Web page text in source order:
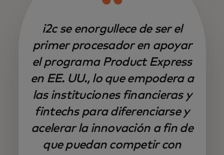
i2c se enorgullece de ser el
primer procesador en apoyar
el programa Product Express
en EE. UU., lo que empodera a
las instituciones financieras y
fintechs para diferenciarse y
acelerar la innovación a fin de
que puedan competir con